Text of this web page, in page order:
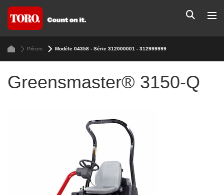
Pièces Modèle 04358 - Série 312000001 - 312999999
Greensmaster® 3150-Q